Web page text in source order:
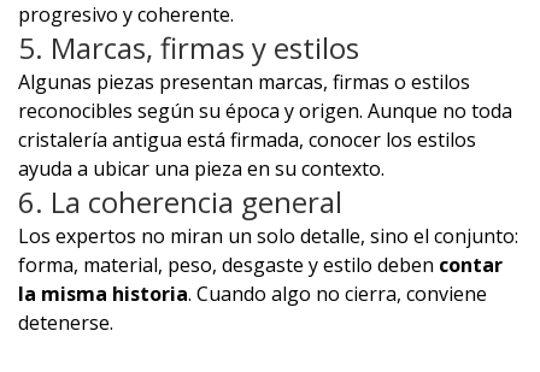
progresivo y coherente.
5. Marcas, firmas y estilos
Algunas piezas presentan marcas, firmas o estilos
reconocibles según su época y origen. Aunque no toda
cristalería antigua está firmada, conocer los estilos
ayuda a ubicar una pieza en su contexto.
6. La coherencia general
Los expertos no miran un solo detalle, sino el conjunto:
forma, material, peso, desgaste y estilo deben contar
la misma historia. Cuando algo no cierra, conviene
detenerse.